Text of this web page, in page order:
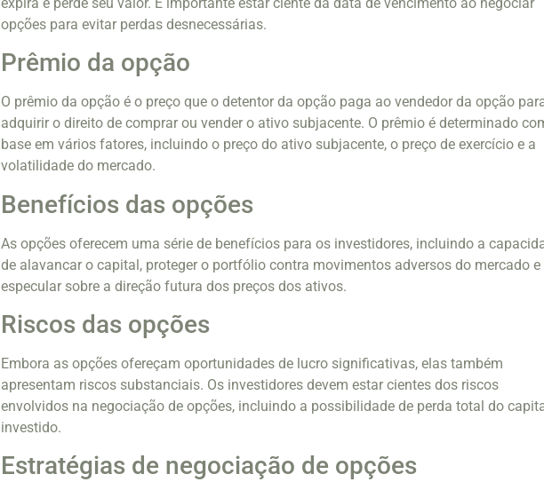
opções para evitar perdas desnecessárias.
Prêmio da opção
O prêmio da opção é o preço que o detentor da opção paga ao vendedor da opção
adquirir o direito de comprar ou vender o ativo subjacente. O prêmio é determinado
base em vários fatores, incluindo o preço do ativo subjacente, o preço de exercício e a
volatilidade do mercado.
Benefícios das opções
As opções oferecem uma série de benefícios para os investidores, incluindo a
de alavancar o capital, proteger o portfólio contra movimentos adversos do mercado e
especular sobre a direção futura dos preços dos ativos.
Riscos das opções
Embora as opções ofereçam oportunidades de lucro significativas, elas também
apresentam riscos substanciais. Os investidores devem estar cientes dos riscos
envolvidos na negociação de opções, incluindo a possibilidade de perda total do
investido.
Estratégias de negociação de opções